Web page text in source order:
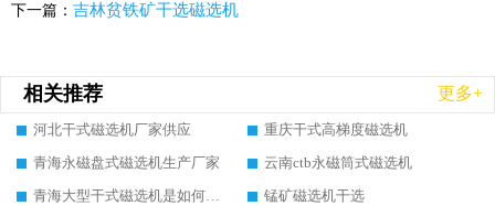
下一篇： 吉林贫铁矿干选磁选机
相关推荐 更多+
河北干式磁选机厂家供应
重庆干式高梯度磁选机
青海永磁盘式磁选机生产厂家
云南ctb永磁筒式磁选机
青海大型干式磁选机是如何选矿的
锰矿磁选机干选